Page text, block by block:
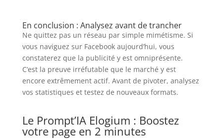
En conclusion : Analysez avant de trancher
Ne quittez pas un réseau par simple mimétisme. Si
vous naviguez sur Facebook aujourd’hui, vous
constaterez que la publicité y est omniprésente.
C’est la preuve irréfutable que le marché y est
encore extrêmement actif. Avant de pivoter, analysez
vos statistiques et testez de nouveaux formats.
Le Prompt’IA Elogium : Boostez
votre page en 2 minutes